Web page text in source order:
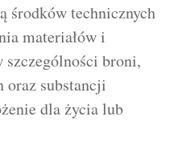
środków technicznych
materiałów i
szczególności broni,
oraz substancji
dla życia lub